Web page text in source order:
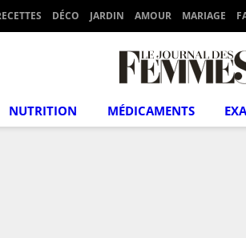
DÉCO JARDIN AMOUR MARIAGE
NUTRITION MÉDICAMENTS